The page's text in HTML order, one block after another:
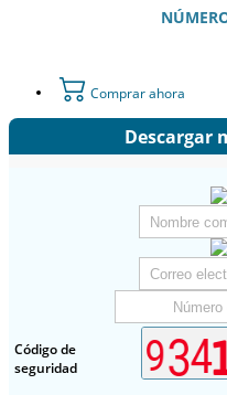
Comprar ahora
Descargar
Código de
seguridad